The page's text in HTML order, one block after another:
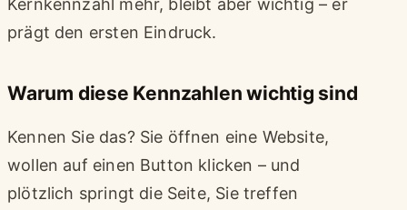
Kernkennzahl mehr, bleibt aber wichtig – er
prägt den ersten Eindruck.
Warum diese Kennzahlen wichtig sind
Kennen Sie das? Sie öffnen eine Website,
wollen auf einen Button klicken – und
plötzlich springt die Seite, Sie treffen